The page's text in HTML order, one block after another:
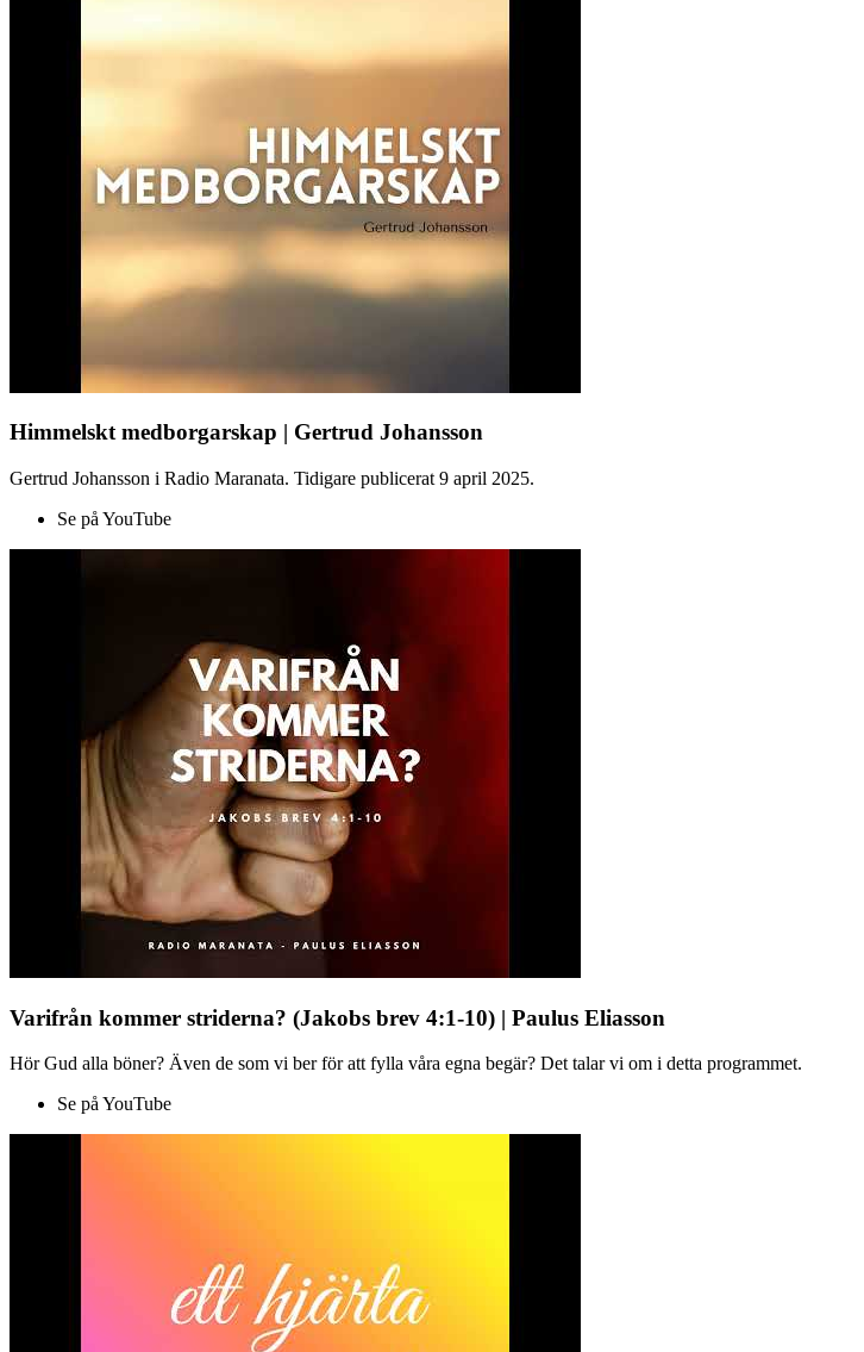
Himmelskt medborgarskap | Gertrud Johansson
Gertrud Johansson i Radio Maranata. Tidigare publicerat 9 april 2025.
Se på YouTube
Varifrån kommer striderna? (Jakobs brev 4:1-10) | Paulus Eliasson
Hör Gud alla böner? Även de som vi ber för att fylla våra egna begär? Det talar vi om i detta programmet.
Se på YouTube